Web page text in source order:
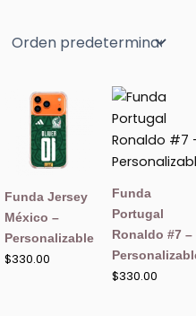
Funda Jersey
México –
Personalizable
$330.00
Funda
Portugal
Ronaldo #7 –
$330.00